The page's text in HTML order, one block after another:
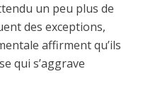
un peu plus de
des exceptions,
affirment qu’ils
qui s’aggrave